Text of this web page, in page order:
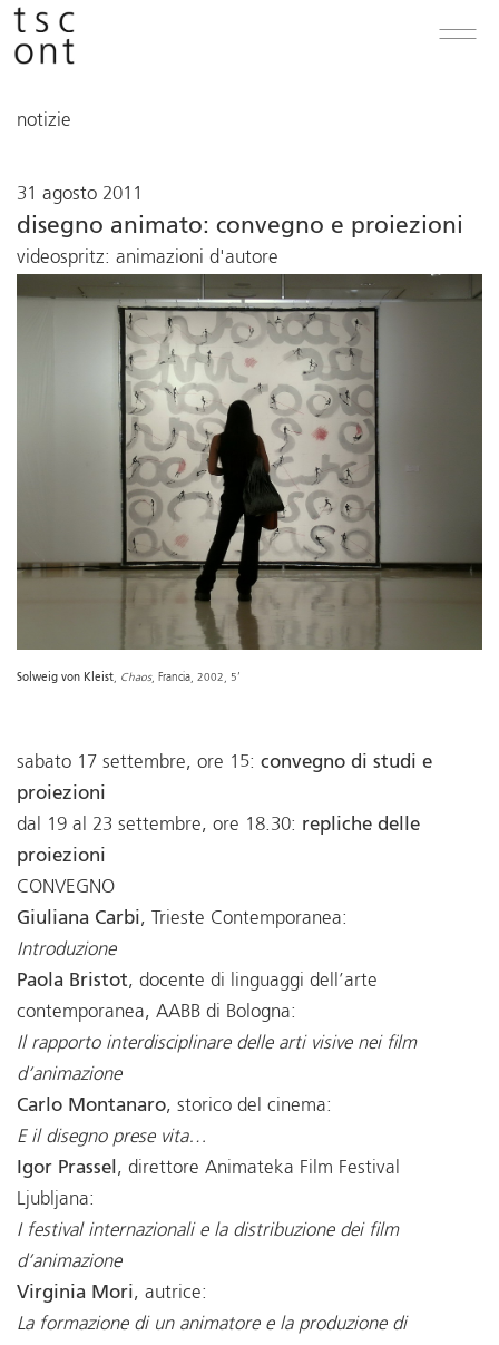
notizie
31 agosto 2011
disegno animato: convegno e proiezioni
videospritz: animazioni d'autore
Solweig von Kleist, Chaos, Francia, 2002, 5’
sabato 17 settembre, ore 15: convegno di studi e
proiezioni
dal 19 al 23 settembre, ore 18.30: repliche delle
proiezioni
CONVEGNO
Giuliana Carbi, Trieste Contemporanea:
Introduzione
Paola Bristot, docente di linguaggi dell’arte
contemporanea, AABB di Bologna:
Il rapporto interdisciplinare delle arti visive nei film
d’animazione
Carlo Montanaro, storico del cinema:
E il disegno prese vita…
Igor Prassel , direttore Animateka Film Festival
Ljubljana:
I festival internazionali e la distribuzione dei film
d’animazione
Virginia Mori, autrice:
La formazione di un animatore e la produzione di